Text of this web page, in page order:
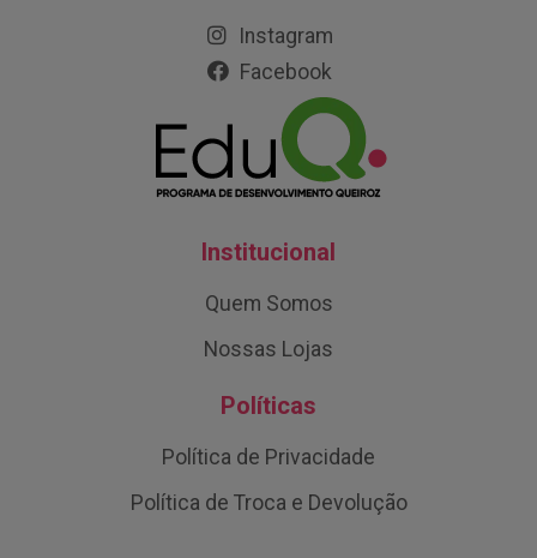
Instagram
Facebook
Institucional
Quem Somos
Nossas Lojas
Políticas
Política de Privacidade
Política de Troca e Devolução